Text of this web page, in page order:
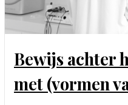
Bewijs achter huidverzorging
met (vormen